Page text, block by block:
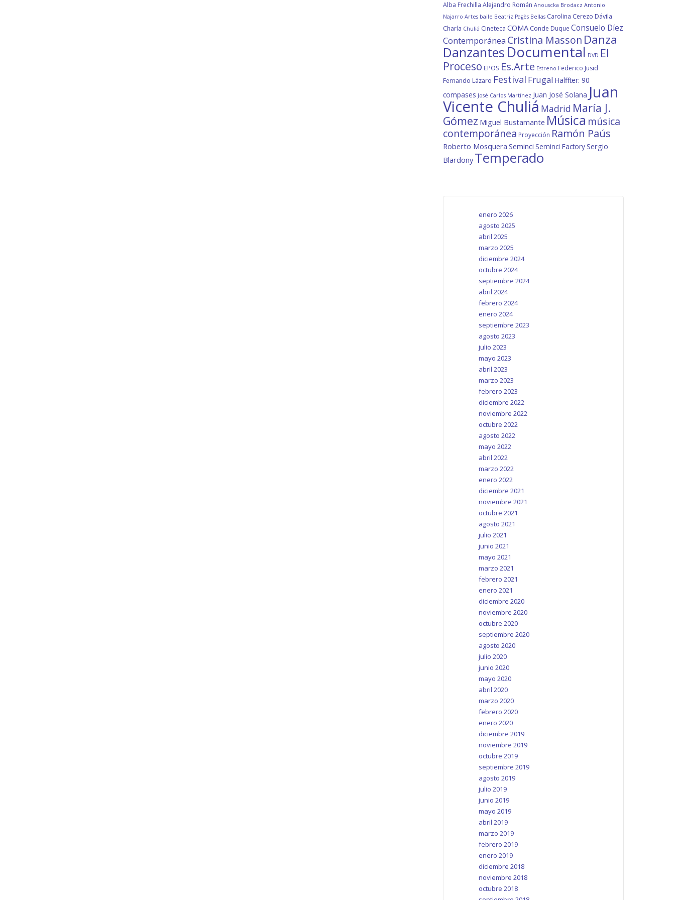
Alba Frechilla Alejandro Román Anouscka Brodacz Antonio
Najarro Artes baile Beatriz Pagès Bellas Carolina Cerezo Dávila
Charla Chuliá Cineteca COMA Conde Duque Consuelo Díez
Contemporánea Cristina Masson Danza
Danzantes Documental DVD El
Proceso EPOS Es.Arte Estreno Federico Jusid
Fernando Lázaro Festival Frugal Halffter: 90
compases José Carlos Martínez Juan José Solana Juan
Vicente Chuliá Madrid María J.
Gómez Miguel Bustamante Música música
contemporánea Proyección Ramón Paús
Roberto Mosquera Seminci Seminci FactorySergio
Blardony Temperado
enero 2026
agosto 2025
abril 2025
marzo 2025
diciembre 2024
octubre 2024
septiembre 2024
abril 2024
febrero 2024
enero 2024
septiembre 2023
agosto 2023
julio 2023
mayo 2023
abril 2023
marzo 2023
febrero 2023
diciembre 2022
noviembre 2022
octubre 2022
agosto 2022
mayo 2022
abril 2022
marzo 2022
enero 2022
diciembre 2021
noviembre 2021
octubre 2021
agosto 2021
julio 2021
junio 2021
mayo 2021
marzo 2021
febrero 2021
enero 2021
diciembre 2020
noviembre 2020
octubre 2020
septiembre 2020
agosto 2020
julio 2020
junio 2020
mayo 2020
abril 2020
marzo 2020
febrero 2020
enero 2020
diciembre 2019
noviembre 2019
octubre 2019
septiembre 2019
agosto 2019
julio 2019
junio 2019
mayo 2019
abril 2019
marzo 2019
febrero 2019
enero 2019
diciembre 2018
noviembre 2018
octubre 2018